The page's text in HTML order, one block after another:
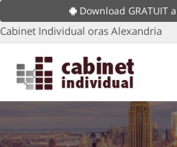
Download GRATUIT
Cabinet Individual oras Alexandria